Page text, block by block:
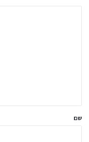
ל
שם